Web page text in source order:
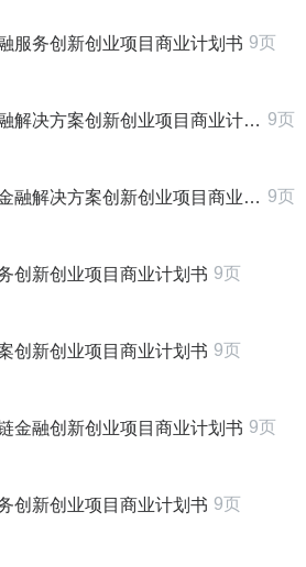
服务创新创业项目商业计划书 9页
决方案创新创业项目商业计划书 9页
解决方案创新创业项目商业计划书 9页
创新创业项目商业计划书 9页
创新创业项目商业计划书 9页
金融创新创业项目商业计划书 9页
创新创业项目商业计划书 9页